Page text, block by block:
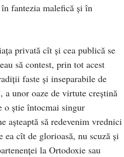
fantezia malefică şi în
privată cît şi cea publică se
să contest, prin tot acest
faste şi inseparabile de
unor oaze de virtute creştină
o știe întocmai singur
aşteaptă să redevenim vrednici
cît de glorioasă, nu scuză şi
la Ortodoxie sau